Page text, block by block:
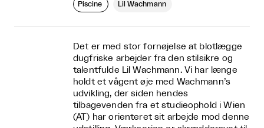
Piscine Lil Wachmann
Det er med stor fornøjelse at blotlægge
dugfriske arbejder fra den stilsikre og
talentfulde Lil Wachmann. Vi har længe
holdt et vågent øje med Wachmann’s
udvikling, der siden hendes
tilbagevenden fra et studieophold i Wien
(AT) har orienteret sit arbejde mod denne